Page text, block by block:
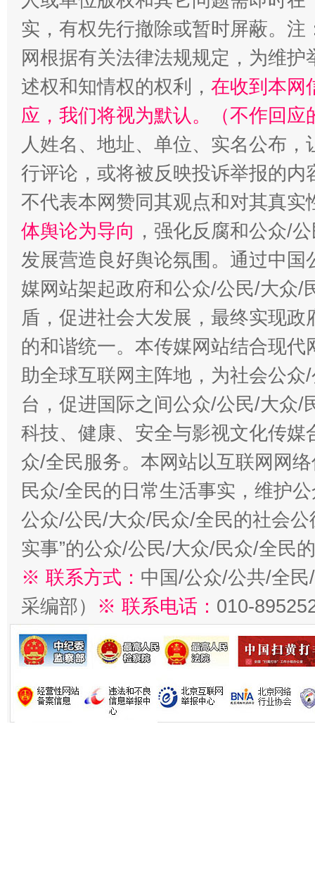
招工难、用工荒背后
实，有权先行撤除或暂时屏蔽。
网根据有关法律法规规定，为维
述权和知情权的权利， 在收到本网
应，我们将视为默认。（不作回应
人姓名、地址、单位、实名公布
行评论，或将被反映投诉举报的
不代表本网赞同其观点和对其真实
体舆论为导向 ，强化反腐和公众/
发展营造良好舆论氛围。通过中
媒网站架起政府和公众/公民/大众/
盾，促进社会大发展，最终实现
的和谐统一。本传媒网站结合现
助全球互联网主阵地，为社会公
台，促进国际之间公众/公民/大众/
科技、健康、安全与影视文化传
众/全民服务。本网站以互联网网
民众/全民的日常生活事实，维护
公众/公民/大众/民众/全民的社会公
实事”的公众/公民/大众/民众/全民
※ 联系方式： 中国/公众/公共/全
采编部） ※ 联系电话： 010-